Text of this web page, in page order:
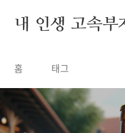
내 인생 고속부
홈 태그